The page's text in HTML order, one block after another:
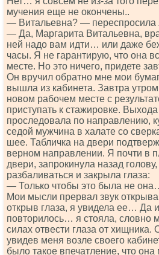
мучения еще не окончены..
— Витальевна? — переспросила
— Да, Маргарита Витальевна,
ней надо вам идти… или даже
часы. Я не гарантирую, что она
месте. Но это ничего, придете
Он вручил обратно мне мои
вышла из кабинета. Завтра
новом рабочем месте с
приступать к стажировке.
проследовала по направлению,
седой мужчина в халате со
шее. Табличка на двери
верном направлении. Я почти в
двери, запрокинула назад
разбаливаться и закрыла глаза:
— Только чтобы это была не
Мои мысли прервал звук
открыв глаза, я увидела ее… Да
повторилось… я стояла, словно
силах отвести глаза от
увидев меня возле своего
было такое впечатление, что